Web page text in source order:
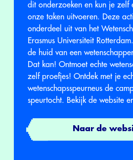
dit onderzoeken en kun je zelf
onze taken uitvoeren. Deze
onderdeel uit van het
Erasmus Universiteit
de huid van een
Dat kan! Ontmoet echte
zelf proefjes! Ontdek met je
wetenschapsspeurneus de
speurtocht. Bekijk de website
Naar de